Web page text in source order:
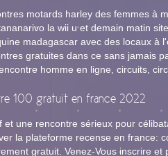
motards harley des femmes à
la wii u et demain matin
madagascar avec des locaux à
gratuites dans ce sans jamais
homme en ligne, circuits,
100 gratuit en france 2022
et une rencontre sérieux pour
la plateforme recense en france:
gratuit. Venez-Vous inscrire